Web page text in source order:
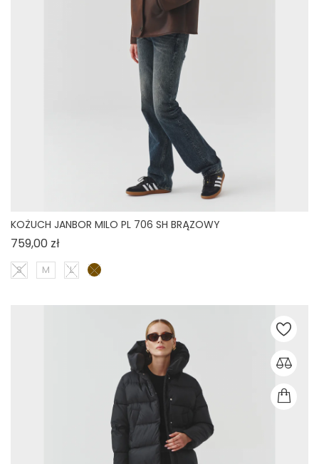
KOŻUCH JANBOR MILO PL 706 SH BRĄZOWY
759,00 złCena
S M L